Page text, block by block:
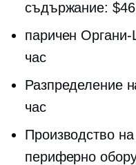
съдържание:
паричен Органи-
час
Разпределение
час
Производство
периферно